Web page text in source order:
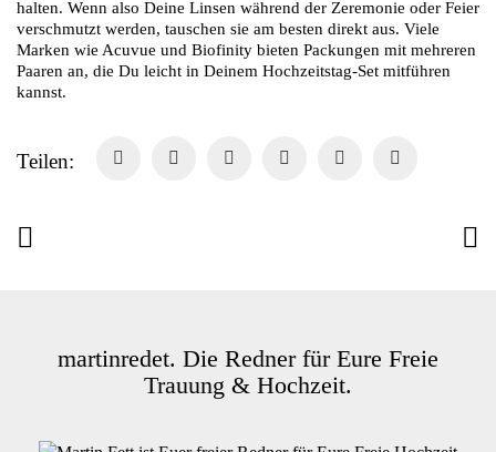
halten. Wenn also Deine Linsen während der Zeremonie oder Feier
verschmutzt werden, tauschen sie am besten direkt aus. Viele
Marken wie Acuvue und Biofinity bieten Packungen mit mehreren
Paaren an, die Du leicht in Deinem Hochzeitstag-Set mitführen
kannst.
Teilen:
martinredet. Die Redner für Eure Freie
Trauung & Hochzeit.